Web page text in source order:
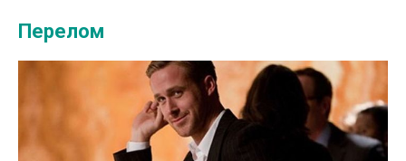
Перелом